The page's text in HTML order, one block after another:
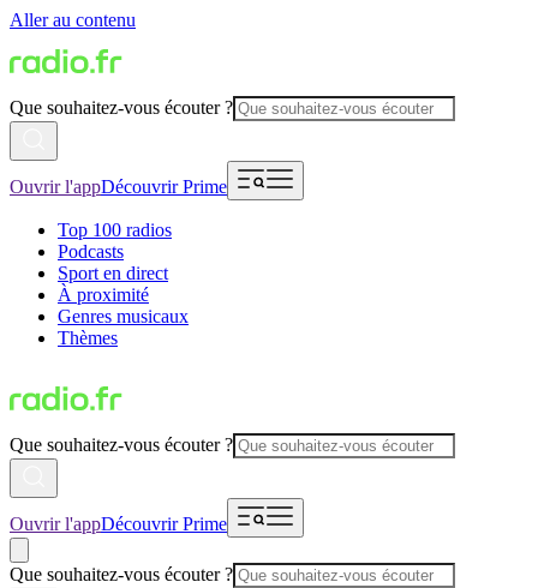
Aller au contenu
Que souhaitez-vous écouter ?
Ouvrir l'appDécouvrir Prime
Top 100 radios
Podcasts
Sport en direct
À proximité
Genres musicaux
Thèmes
Que souhaitez-vous écouter ?
Ouvrir l'appDécouvrir Prime
Que souhaitez-vous écouter ?